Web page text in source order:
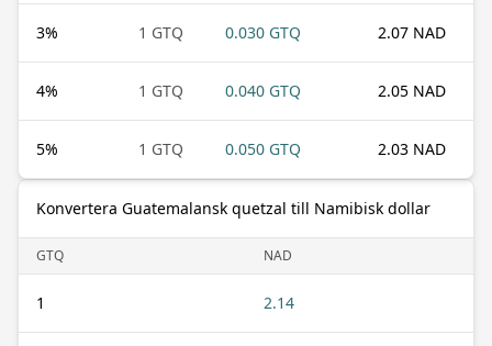
3% 1 GTQ 0.030 GTQ 2.07 NAD
4% 1 GTQ 0.040 GTQ 2.05 NAD
5% 1 GTQ 0.050 GTQ 2.03 NAD
Konvertera Guatemalansk quetzal till Namibisk dollar
GTQ NAD
1 2.14